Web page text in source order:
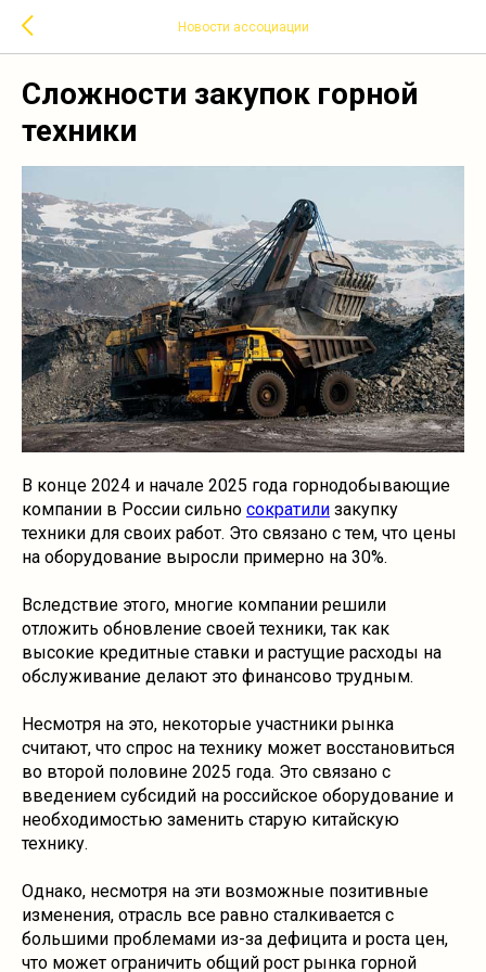
Новости ассоциации
Сложности закупок горной
техники
В конце 2024 и начале 2025 года горнодобывающие
компании в России сильно сократили закупку
техники для своих работ. Это связано с тем, что цены
на оборудование выросли примерно на 30%.
Вследствие этого, многие компании решили
отложить обновление своей техники, так как
высокие кредитные ставки и растущие расходы на
обслуживание делают это финансово трудным.
Несмотря на это, некоторые участники рынка
считают, что спрос на технику может восстановиться
во второй половине 2025 года. Это связано с
введением субсидий на российское оборудование и
необходимостью заменить старую китайскую
технику.
Однако, несмотря на эти возможные позитивные
изменения, отрасль все равно сталкивается с
большими проблемами из-за дефицита и роста цен,
что может ограничить общий рост рынка горной